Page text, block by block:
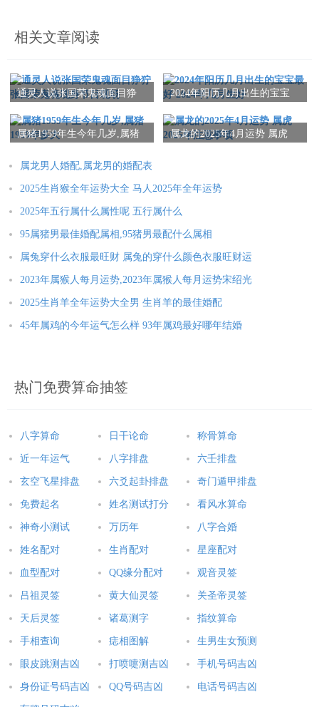
2025年运势
属鼠人2025年全年运势详解 属牛人2025年全年运势详解
属龙人2025年全年运势详解 属蛇人2025年全年运势详解
属马人2025年全年运势详解 属羊人2025年全年运势详解
属猴人2025年全年运势详解 属鸡人2025年全年运势详解
属狗人2025年全年运势详解 属猪人2025年全年运势详解
相关文章阅读
通灵人说张国荣鬼魂面目狰
2024年阳历几月出生的宝宝
属猪1959年生今年几岁,属猪
属龙的2025年4月运势 属虎
属龙男人婚配,属龙男的婚配表
2025生肖猴全年运势大全 马人2025年全年运势
2025年五行属什么属性呢 五行属什么
95属猪男最佳婚配属相,95猪男最配什么属相
属兔穿什么衣服最旺财 属兔的穿什么颜色衣服旺财运
2023年属猴人每月运势,2023年属猴人每月运势宋绍光
2025生肖羊全年运势大全男 生肖羊的最佳婚配
45年属鸡的今年运气怎么样 93年属鸡最好哪年结婚
热门免费算命抽签
八字算命 日干论命 称骨算命
近一年运气 八字排盘 六壬排盘
玄空飞星排盘 六爻起卦排盘 奇门遁甲排盘
免费起名 姓名测试打分 看风水算命
神奇小测试 万历年 八字合婚
姓名配对 生肖配对 星座配对
血型配对 QQ缘分配对 观音灵签
吕祖灵签 黄大仙灵签 关圣帝灵签
天后灵签 诸葛测字 指纹算命
手相查询 痣相图解 生男生女预测
眼皮跳测吉凶 打喷嚏测吉凶 手机号码吉凶
身份证号码吉凶 QQ号码吉凶 电话号码吉凶